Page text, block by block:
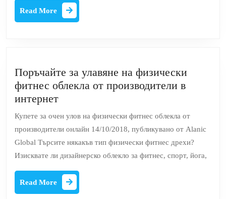
Read More
More
Поръчайте за улавяне на физически
фитнес облекла от производители в
интернетПоръчайте
улавяне
физически
фитнес
облекла
от
Купете за очен улов на физически фитнес облекла от
производители онлайн 14/10/2018, публикувано от Alanic
Global Търсите някакъв тип физически фитнес дрехи?
Изисквате ли дизайнерско облекло за фитнес, спорт, йога,
Read More
More